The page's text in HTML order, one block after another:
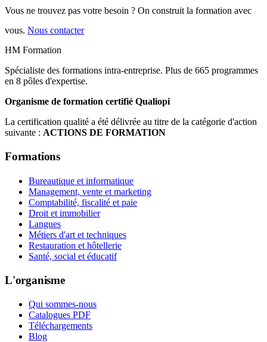
Vous ne trouvez pas votre besoin ? On construit la formation avec
vous. Nous contacter
HM Formation
Spécialiste des formations intra-entreprise. Plus de 665 programmes
en 8 pôles d'expertise.
Organisme de formation certifié Qualiopi
La certification qualité a été délivrée au titre de la catégorie d'action
suivante : ACTIONS DE FORMATION
Formations
Bureautique et informatique
Management, vente et marketing
Comptabilité, fiscalité et paie
Droit et immobilier
Langues
Métiers d'art et techniques
Restauration et hôtellerie
Santé, social et éducatif
L'organisme
Qui sommes-nous
Catalogues PDF
Téléchargements
Blog